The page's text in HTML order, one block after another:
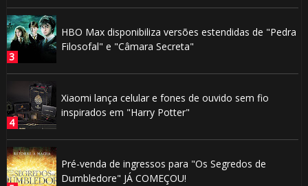
HBO Max disponibiliza versões estendidas de "Pedra
Filosofal" e "Câmara Secreta"
Xiaomi lança celular e fones de ouvido sem fio
inspirados em "Harry Potter"
Pré-venda de ingressos para "Os Segredos de
Dumbledore" JÁ COMEÇOU!